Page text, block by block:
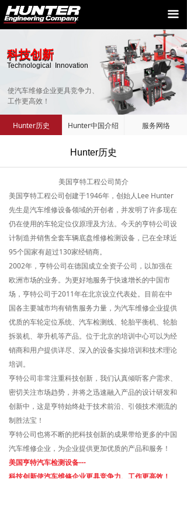
끀
首页
产品中心
服务与支持
客户展示
科技创新
使汽车维修企业更具竞争力、
工作更高效！
科技创新
Technological Innovation
Hunter历史
Hunter历史 Hunter中国介绍 服务网络
美国亨特工程公司简介
美国亨特工程公司创建于1946年，创始人Lee Hunter
先生是汽车维修设备领域的开创者，并发明了许多现在
仍在使用的车轮定位仪原理及方法。今天的亨特公司设
计制造并销售全套车辆底盘维修检测设备，已在全球近
95个国家有超过130家经销商。
2002年，亨特公司在德国成立全资子公司，以加强在
欧洲市场的业务。为更好地服务于快速增长的中国市
场，亨特公司于2011年在北京设立代表处。目前在中
国各主要城市均有销售服务力量，为汽车维修企业提供
优质的车轮定位系统、汽车检测线、轮胎平衡机、轮胎
拆装机、举升机等产品。位于北京的培训中心可以为经
销商和用户提供详尽、深入的设备实操培训和技术理论
培训。
亨特公司非常注重科技创新，我们认真倾听客户需求、
密切关注市场趋势，并将之迅速融入产品的设计研发和
创新中，这是亨特始终处于技术前沿、引领技术潮流的
制胜法宝！
亨特公司也将不断的把科技创新的成果带给更多的中国
汽车维修企业，为企业提供更加优质的产品和服务！
美国亨特汽车检测设备---
科技创新使汽车维修企业更具竞争力、工作更高效！